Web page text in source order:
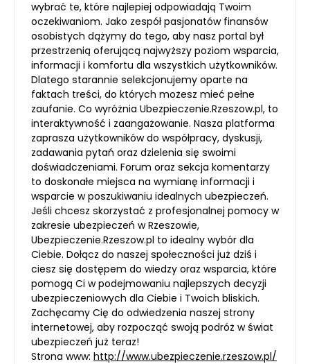
wybrać te, które najlepiej odpowiadają Twoim
oczekiwaniom. Jako zespół pasjonatów finansów
osobistych dążymy do tego, aby nasz portal był
przestrzenią oferującą najwyższy poziom wsparcia,
informacji i komfortu dla wszystkich użytkowników.
Dlatego starannie selekcjonujemy oparte na
faktach treści, do których możesz mieć pełne
zaufanie. Co wyróżnia Ubezpieczenie.Rzeszow.pl, to
interaktywność i zaangażowanie. Nasza platforma
zaprasza użytkowników do współpracy, dyskusji,
zadawania pytań oraz dzielenia się swoimi
doświadczeniami. Forum oraz sekcja komentarzy
to doskonałe miejsca na wymianę informacji i
wsparcie w poszukiwaniu idealnych ubezpieczeń.
Jeśli chcesz skorzystać z profesjonalnej pomocy w
zakresie ubezpieczeń w Rzeszowie,
Ubezpieczenie.Rzeszow.pl to idealny wybór dla
Ciebie. Dołącz do naszej społeczności już dziś i
ciesz się dostępem do wiedzy oraz wsparcia, które
pomogą Ci w podejmowaniu najlepszych decyzji
ubezpieczeniowych dla Ciebie i Twoich bliskich.
Zachęcamy Cię do odwiedzenia naszej strony
internetowej, aby rozpocząć swoją podróż w świat
ubezpieczeń już teraz!
Strona www: http://www.ubezpieczenie.rzeszow.pl/